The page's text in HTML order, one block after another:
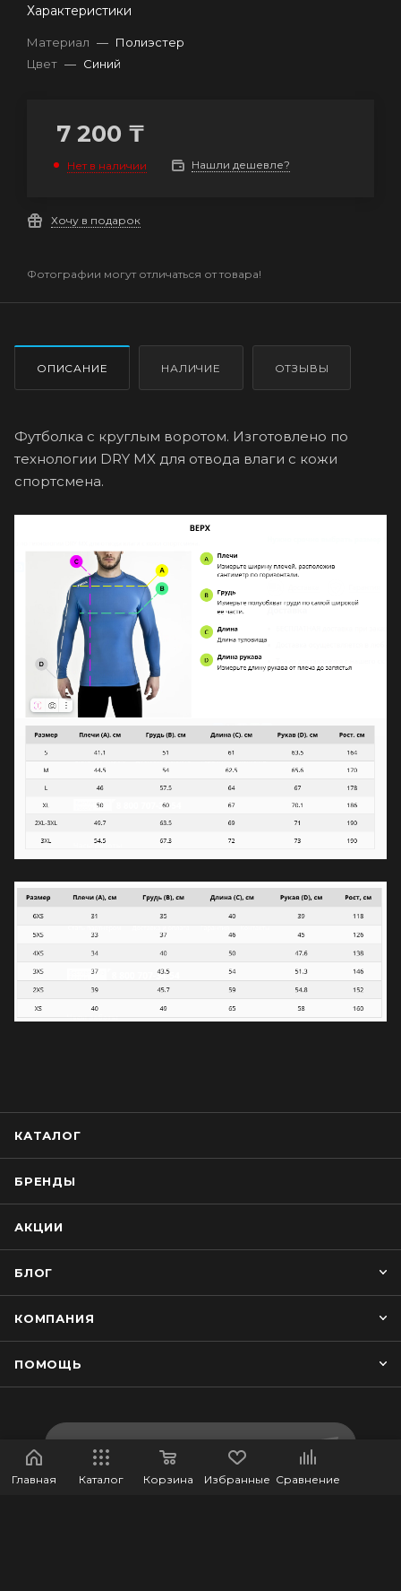
Характеристики
Материал — Полиэстер
Цвет — Синий
7 200 ₸
Нет в наличии Нашли дешевле?
Хочу в подарок
Фотографии могут отличаться от товара!
ОПИСАНИЕ НАЛИЧИЕ ОТЗЫВЫ
Футболка с круглым воротом. Изготовлено по
технологии DRY MX для отвода влаги с кожи
спортсмена.
КАТАЛОГ
БРЕНДЫ
АКЦИИ
БЛОГ
КОМПАНИЯ
ПОМОЩЬ
ПОДПИСАТЬСЯ НА РАССЫЛКУ
Главная Каталог Корзина Избранные Сравнение